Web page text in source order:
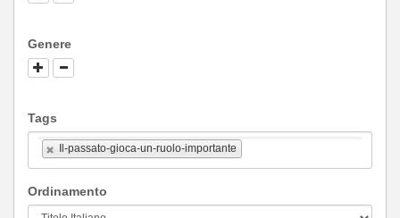
Genere
Tags
Il-passato-gioca-un-ruolo-importante
Ordinamento